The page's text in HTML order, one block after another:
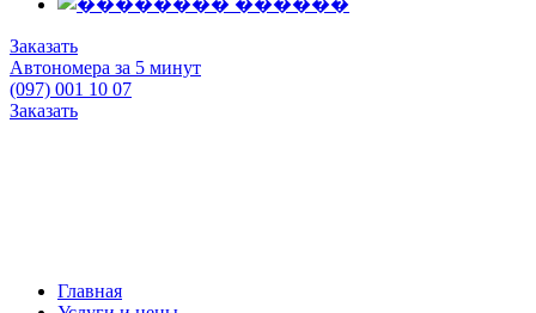
Заказать
Автономера за 5 минут
(097) 001 10 07
Заказать
Главная